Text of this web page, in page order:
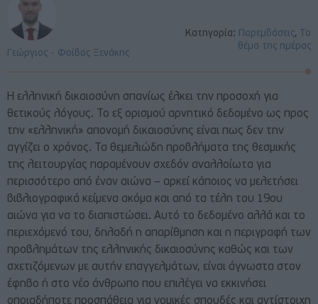
Κατηγορία: Παρεμβάσεις, Το
θέμα της ημέρας
Γεώργιος - Φοίβος Ξενάκης
Η ελληνική δικαιοσύνη σπανίως έλκει την προσοχή για
θετικούς λόγους. Το εξ ορισμού αρνητικό δεδομένο ως προς
την «ελληνική» απονομή δικαιοσύνης είναι πως δεν την
αγγίζει ο χρόνος. Τα θεμελιώδη προβλήματα της θεσμικής
της λειτουργίας παραμένουν σχεδόν αναλλοίωτα για
περισσότερο από έναν αιώνα – αρκεί κάποιος να μελετήσει
βιβλιογραφικά κείμενα ακόμα και από τα τέλη του 19ου
αιώνα για να το διαπιστώσει. Αυτό το δεδομένο αλλά και το
περιεχόμενό του, δηλαδή η απαρίθμηση και η περιγραφή των
προβλημάτων της ελληνικής δικαιοσύνης καθώς και των
σχετιζόμενων με αυτήν επαγγελμάτων, είναι άγνωστα στον
έφηβο ή στο νέο άνθρωπο που επιλέγει να εκκινήσει
οποιαδήποτε προσπάθεια για νομικές σπουδές και αντίστοιχη